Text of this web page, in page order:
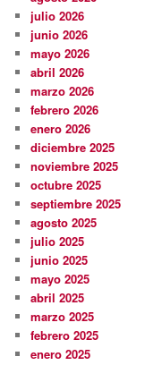
julio 2026
junio 2026
mayo 2026
abril 2026
marzo 2026
febrero 2026
enero 2026
diciembre 2025
noviembre 2025
octubre 2025
septiembre 2025
agosto 2025
julio 2025
junio 2025
mayo 2025
abril 2025
marzo 2025
febrero 2025
enero 2025